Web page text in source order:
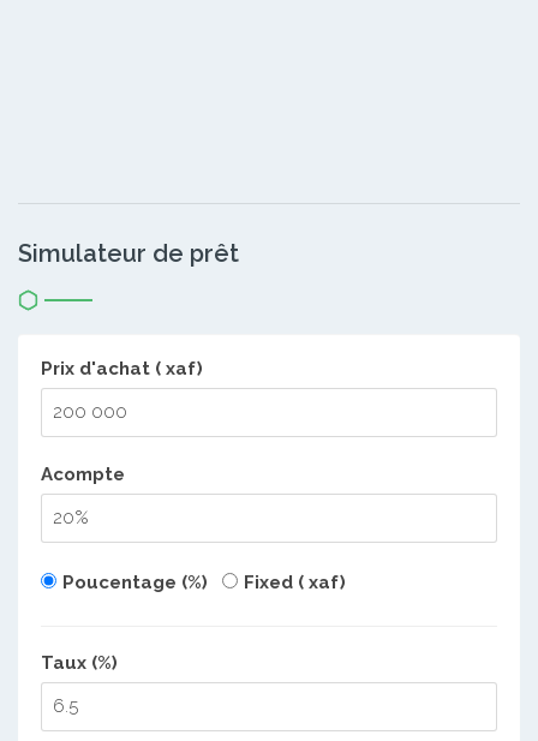
Simulateur de prêt
Prix d'achat ( xaf)
Acompte
Poucentage (%) Fixed ( xaf)
Taux (%)